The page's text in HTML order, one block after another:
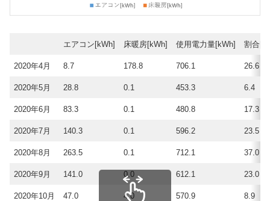
エアコン[kWh] 床暖房[kWh] 使用電力量[kWh] 割合
2020年4月 8.7 178.8 706.1 26.6
2020年5月 28.8 0.1 453.3 6.4
2020年6月 83.3 0.1 480.8 17.3
2020年7月 140.3 0.1 596.2 23.5
2020年8月 263.5 0.1 712.1 37.0
2020年9月 141.0 0.0 612.1 23.0
2020年10月 47.0 4.0 570.9 8.9